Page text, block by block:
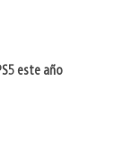
este año